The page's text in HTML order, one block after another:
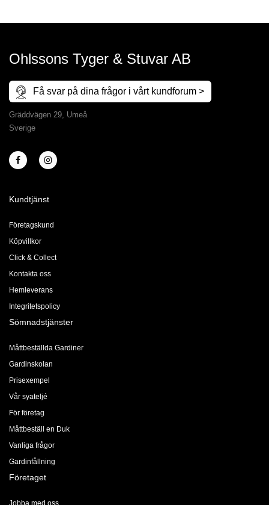
Ohlssons Tyger & Stuvar AB
Få svar på dina frågor i vårt kundforum >
Gräddvägen 29, Umeå
Sverige
Kundtjänst
Företagskund
Köpvillkor
Click & Collect
Kontakta oss
Hemleverans
Integritetspolicy
Sömnadstjänster
Måttbeställda Gardiner
Gardinskolan
Prisexempel
Vår syateljé
För företag
Måttbeställ en Duk
Vanliga frågor
Gardinfållning
Företaget